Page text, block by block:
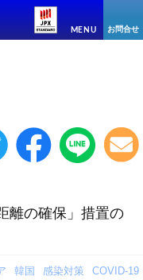
MENU お問合せ
離の確保」措置の
韓国 感染対策 COVID-19